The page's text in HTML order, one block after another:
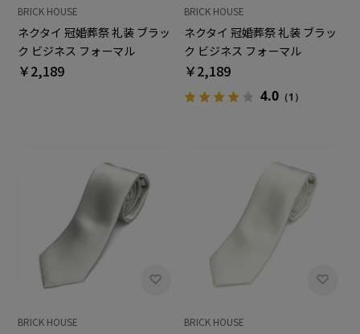
BRICK HOUSE
ネクタイ 冠婚葬祭 礼装 ブラッ
ク ビジネス フォーマル
￥2,189
BRICK HOUSE
ネクタイ 冠婚葬祭 礼装 ブラッ
ク ビジネス フォーマル
￥2,189
4.0 （1）
BRICK HOUSE BRICK HOUSE